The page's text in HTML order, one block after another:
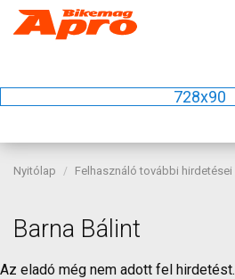
728x90
Nyitólap Felhasználó további hirdetései
Barna Bálint
Az eladó még nem adott fel hirdetést.